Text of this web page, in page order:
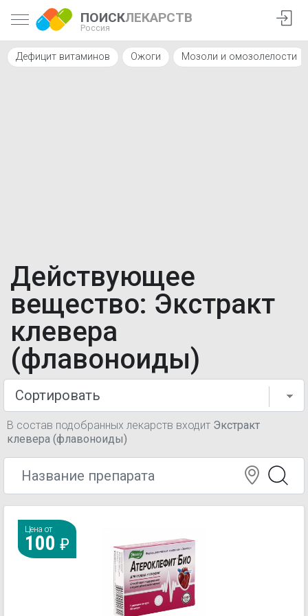
ПОИСКЛЕКАРСТВ
Россия
Дефицит витаминов Ожоги Мозоли и омозолелости
Действующее
вещество: Экстракт
клевера
(флавоноиды)
В состав подобранных лекарств входит Экстракт
клевера (флавоноиды)
Цена от
100